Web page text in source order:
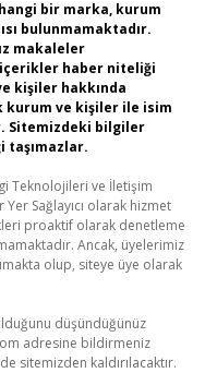
bir marka, kurum
bulunmamaktadır.
makaleler
içerikler haber niteliği
kişiler hakkında
kurum ve kişiler ile isim
Sitemizdeki bilgiler
taşımazlar.
Teknolojileri ve İletişim
Sağlayıcı olarak hizmet
proaktif olarak denetleme
Ancak, üyelerimiz
olup, siteye üye olarak
düşündüğünüz
adresine bildirmeniz
sitemizden kaldırılacaktır.